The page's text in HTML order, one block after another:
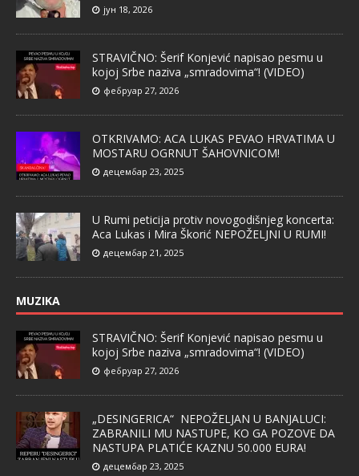
јун 18, 2026
STRAVIČNO: Šerif Konjević napisao pesmu u
kojoj Srbe naziva „smradovima“! (VIDEO)
фебруар 27, 2026
OTKRIVAMO: ACA LUKAS PEVAO HRVATIMA U
MOSTARU OGRNUT ŠAHOVNICOM!
децембар 23, 2025
U Rumi peticija protiv novogodišnjeg koncerta:
Aca Lukas i Mira Škorić NEPOŽELJNI U RUMI!
децембар 21, 2025
MUZIKA
STRAVIČNO: Šerif Konjević napisao pesmu u
kojoj Srbe naziva „smradovima“! (VIDEO)
фебруар 27, 2026
„DESINGERICA“ NEPOŽELJAN U BANJALUCI:
ZABRANILI MU NASTUPE, KO GA POZOVE DA
NASTUPA PLATIĆE KAZNU 50.000 EURA!
децембар 23, 2025